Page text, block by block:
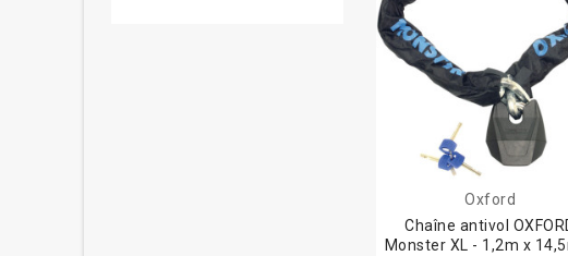
Oxford
Chaîne antivol
Monster XL - 1,2m x